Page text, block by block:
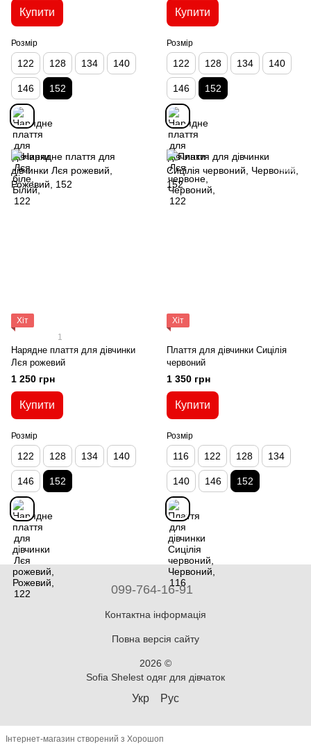
Купити
Розмір
122 128 134 140
146 152
Купити
Розмір
122 128 134 140
146 152
Хіт
1
Нарядне плаття для дівчинки
Лєя рожевий
1 250 грн
Купити
Розмір
122 128 134 140
146 152
Хіт
Плаття для дівчинки Сицілія
червоний
1 350 грн
Купити
Розмір
116 122 128 134
140 146 152
099-764-16-91
Контактна інформація
Повна версія сайту
2026 ©
Sofia Shelest одяг для дівчаток
Укр Рус
Інтернет-магазин створений з Хорошоп